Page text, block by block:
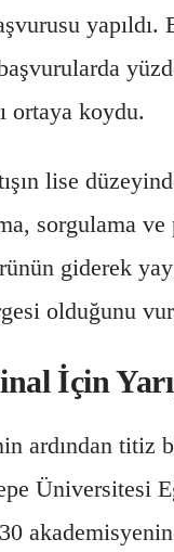
yapıldı.
ortaya koydu.
lise
sorgulama ve
giderek
olduğunu
İçin
ardından titiz
Üniversitesi